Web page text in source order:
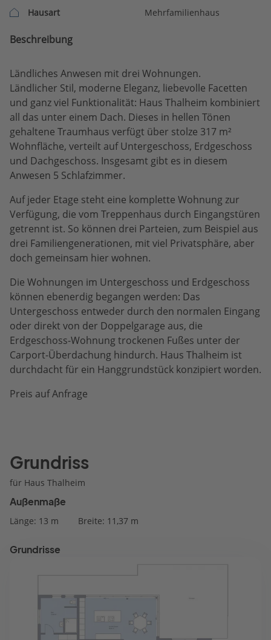
Hausart
Mehrfamilienhaus
Beschreibung
Ländliches Anwesen mit drei Wohnungen.
Ländlicher Stil, moderne Eleganz, liebevolle Facetten
und ganz viel Funktionalität: Haus Thalheim kombiniert
all das unter einem Dach. Dieses in hellen Tönen
gehaltene Traumhaus verfügt über stolze 317 m²
Wohnfläche, verteilt auf Untergeschoss, Erdgeschoss
und Dachgeschoss. Insgesamt gibt es in diesem
Anwesen 5 Schlafzimmer.
Auf jeder Etage steht eine komplette Wohnung zur
Verfügung, die vom Treppenhaus durch Eingangstüren
getrennt ist. So können drei Parteien, zum Beispiel aus
drei Familiengenerationen, mit viel Privatsphäre, aber
doch gemeinsam hier wohnen.
Die Wohnungen im Untergeschoss und Erdgeschoss
können ebenerdig begangen werden: Das
Untergeschoss entweder durch den normalen Eingang
oder direkt von der Doppelgarage aus, die
Erdgeschoss-Wohnung trockenen Fußes unter der
Carport-Überdachung hindurch. Haus Thalheim ist
durchdacht für ein Hanggrundstück konzipiert worden.
Preis auf Anfrage
Grundriss
für Haus Thalheim
Außenmaße
Länge: 13 m Breite: 11,37 m
Grundrisse